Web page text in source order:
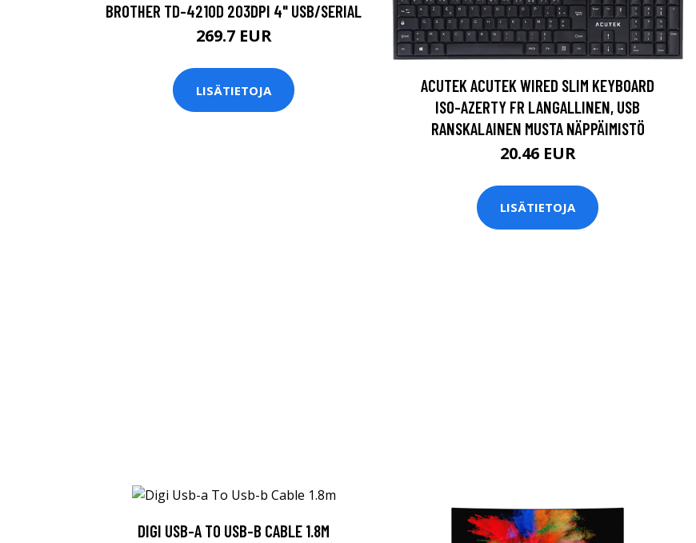
BROTHER TD-4210D 203DPI 4" USB/SERIAL
269.7 EUR
LISÄTIETOJA
ACUTEK ACUTEK WIRED SLIM KEYBOARD
ISO-AZERTY FR LANGALLINEN, USB
RANSKALAINEN MUSTA NÄPPÄIMISTÖ
20.46 EUR
LISÄTIETOJA
DIGI USB-A TO USB-B CABLE 1.8M